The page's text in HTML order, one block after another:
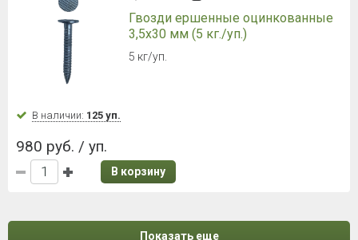
Гвозди ершенные оцинкованные
3,5х30 мм (5 кг./уп.)
5 кг/уп.
В наличии: 125 уп.
980 руб. / уп.
В корзину
Показать еще